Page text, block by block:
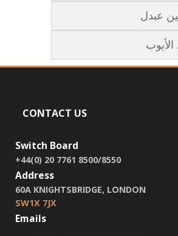
عبدل
CONTACT US
Switch Board
+44(0) 20 7761 8500/8550
Address
60A KNIGHTSBRIDGE, LONDON
SW1X 7JX
Emails